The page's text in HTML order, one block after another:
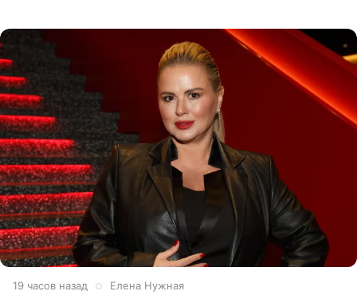
19 часов назад Елена Нужная